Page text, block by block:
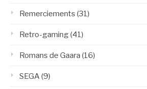
Remerciements (31)
Retro-gaming(41)
Romans de Gaara (16)
SEGA(9)